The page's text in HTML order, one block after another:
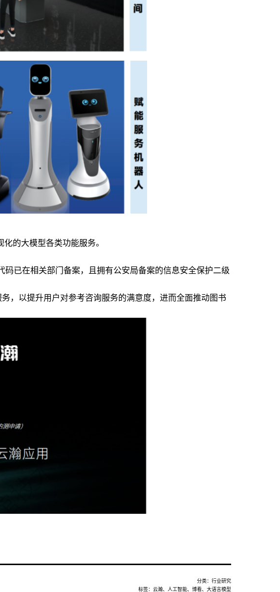
的大模型各类功能服务。
已在相关部门备案，且拥有公安局备案的信息安全保护二级
，以提升用户对参考咨询服务的满意度，进而全面推动图书
分类： 行业研究
标签： 云瀚、 人工智能、 博看、 大语言模型